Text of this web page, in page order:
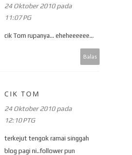
24 Oktober 2010 pada
11:07 PG
cik Tom rupanya... eheheeeeee...
Balas
CIK TOM
24 Oktober 2010 pada
12:10 PTG
terkejut tengok ramai singgah
blog pagi ni..follower pun